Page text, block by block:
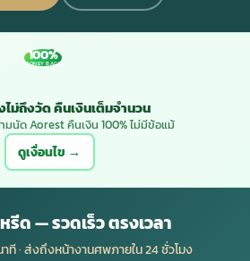
100%
MONEY BACK
ไม่ถึงวัด คืนเงินเต็มจำนวน
มนัด Aorest คืนเงิน 100% ไม่มีข้อแม้
ดูเงื่อนไข →
ด — รวดเร็ว ตรงเวลา
ที · ส่งถึงหน้างานศพภายใน 24 ชั่วโมง